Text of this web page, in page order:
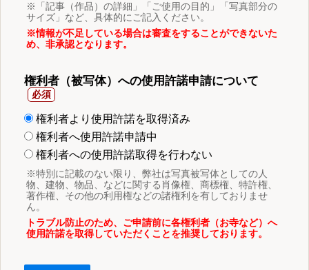
※「記事（作品）の詳細」「ご使用の目的」「写真部分の
サイズ」など、具体的にご記入ください。
※情報が不足している場合は審査をすることができないた
め、非承認となります。
権利者（被写体）への使用許諾申請について
権利者より使用許諾を取得済み
権利者へ使用許諾申請中
権利者への使用許諾取得を行わない
※特別に記載のない限り、弊社は写真被写体としての人
物、建物、物品、などに関する肖像権、商標権、特許権、
著作権、その他の利用権などの諸権利を有しておりませ
ん。
トラブル防止のため、ご申請前に各権利者（お寺など）へ
使用許諾を取得していただくことを推奨しております。